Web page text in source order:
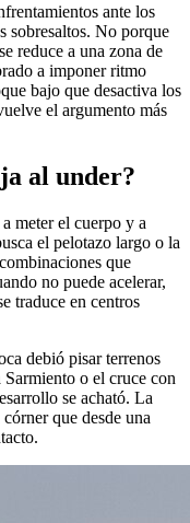
ante los
sobresaltos. No porque
reduce a una zona de
a imponer ritmo
bajo que desactiva los
el argumento más
al under?
meter el cuerpo y a
el pelotazo largo o la
que
no puede acelerar,
traduce en centros
debió pisar terrenos
o el cruce con
se acható. La
que desde una